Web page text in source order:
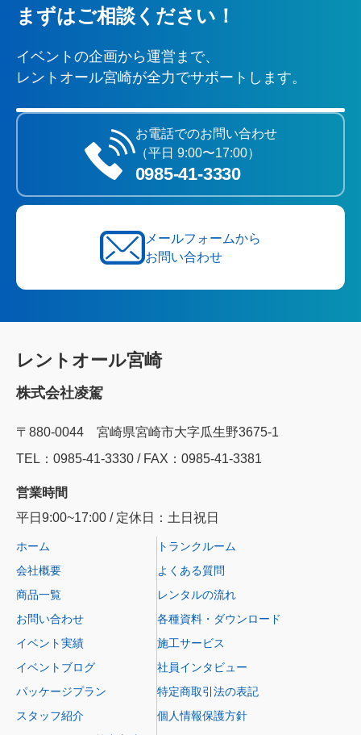
まずはご相談ください！
イベントの企画から運営まで、
レントオール宮崎が全力でサポートします。
お電話でのお問い合わせ
（平日 9:00〜17:00）
0985‐41‐3330
メールフォームから
お問い合わせ
レントオール宮崎
株式会社凌駕
〒880-0044 宮崎県宮崎市大字瓜生野3675-1
TEL：0985‐41‐3330 / FAX：0985-41-3381
営業時間
平日9:00~17:00 / 定休日：土日祝日
ホーム
会社概要
商品一覧
お問い合わせ
イベント実績
イベントブログ
パッケージプラン
スタッフ紹介
トランクルーム
よくある質問
レンタルの流れ
各種資料・ダウンロード
施工サービス
社員インタビュー
特定商取引法の表記
個人情報保護方針